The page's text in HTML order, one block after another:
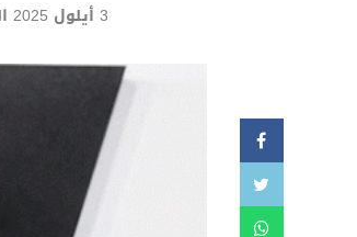
3 أيلول 2025 الساعة 16:22